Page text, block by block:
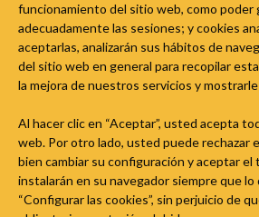
Sigue a CEDRO en las redes
funcionamiento del sitio web, como poder
adecuadamente las sesiones; y cookies
aceptarlas, analizarán sus hábitos de
del sitio web en general para recopilar
la mejora de nuestros servicios y
Al hacer clic en “Aceptar”, usted acepta
web. Por otro lado, usted puede rechazar
bien cambiar su configuración y aceptar el
instalarán en su navegador siempre que lo
“Configurar las cookies”, sin perjuicio de